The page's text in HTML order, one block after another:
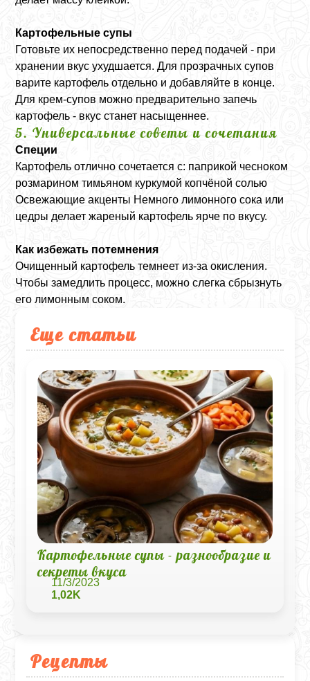
Рецепты
Картофельные супы
Готовьте их непосредственно перед подачей - при
хранении вкус ухудшается. Для прозрачных супов
варите картофель отдельно и добавляйте в конце.
Для крем-супов можно предварительно запечь
картофель - вкус станет насыщеннее.
5. Универсальные советы и сочетания
Специи
Картофель отлично сочетается с: паприкой чесноком
розмарином тимьяном куркумой копчёной солью
Освежающие акценты Немного лимонного сока или
цедры делает жареный картофель ярче по вкусу.
Как избежать потемнения
Очищенный картофель темнеет из-за окисления.
Чтобы замедлить процесс, можно слегка сбрызнуть
его лимонным соком.
Еще статьи
Картофельные супы - разнообразие и
секреты вкуса
11/3/2023
1,02K